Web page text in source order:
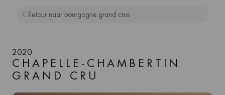
Retour naar bourgogne grand crus
2020
CHAPELLE-CHAMBERTIN
GRAND CRU